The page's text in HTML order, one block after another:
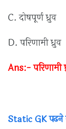
C.दोषपूर्णध्रुव
D.परिणामीध्रुव
Ans:-परिणामी
Static GK